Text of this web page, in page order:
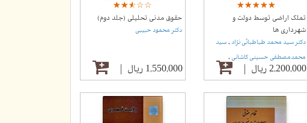
☆☆☆☆☆
★★★★★
تملک اراضی توسط دولت و
شهرداری ها
دکتر سید محمد طباطبائی نژاد , سید
محمدمصطفی حسینی کاشانی ,
2,200,000 ریال
☆☆☆☆☆
★★★★★
حقوق مدنی تحلیلی (جلد دوم)
دکتر محمود حبیبی
1,550,000 ریال